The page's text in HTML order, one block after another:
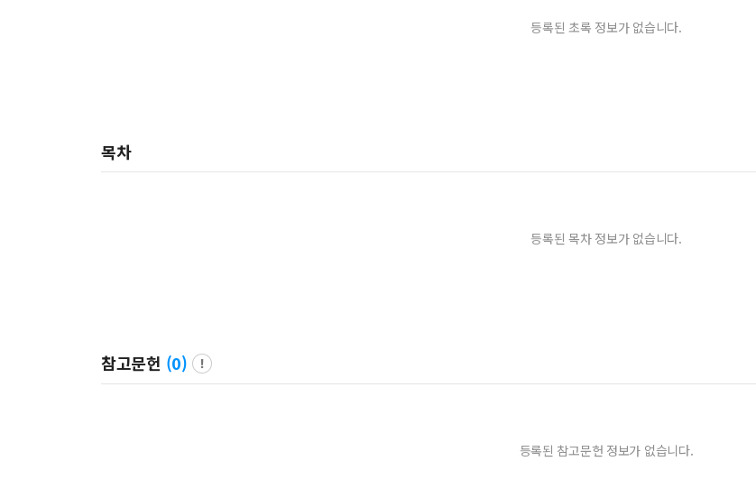
등록된 초록 정보가 없습니다.
목차
등록된 목차 정보가 없습니다.
참고문헌 (0)
등록된 참고문헌 정보가 없습니다.